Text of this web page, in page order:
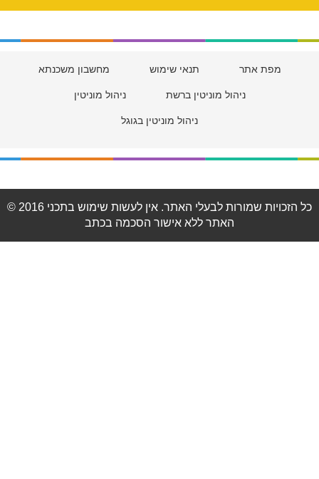
מפת אתר תנאי שימוש מחשבון משכנתא
ניהול מוניטין ברשת ניהול מוניטין
ניהול מוניטין בגוגל
© 2016 כל הזכויות שמורות לבעלי האתר. אין לעשות שימוש בתכני
האתר ללא אישור הסכמה בכתב